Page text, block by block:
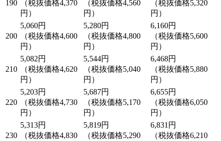
190
（税抜価格4,370
円）
（税抜価格4,560
円）
（税抜価格5,320
円）
200
5,060円
（税抜価格4,600
円）
5,280円
（税抜価格4,800
円）
6,160円
（税抜価格5,600
円）
210
5,082円
（税抜価格4,620
円）
5,544円
（税抜価格5,040
円）
6,468円
（税抜価格5,880
円）
220
5,203円
（税抜価格4,730
円）
5,687円
（税抜価格5,170
円）
6,655円
（税抜価格6,050
円）
230
5,313円
（税抜価格4,830
5,819円
（税抜価格5,290
6,831円
（税抜価格6,210